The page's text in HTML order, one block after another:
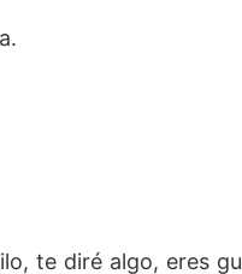
te diré algo, eres